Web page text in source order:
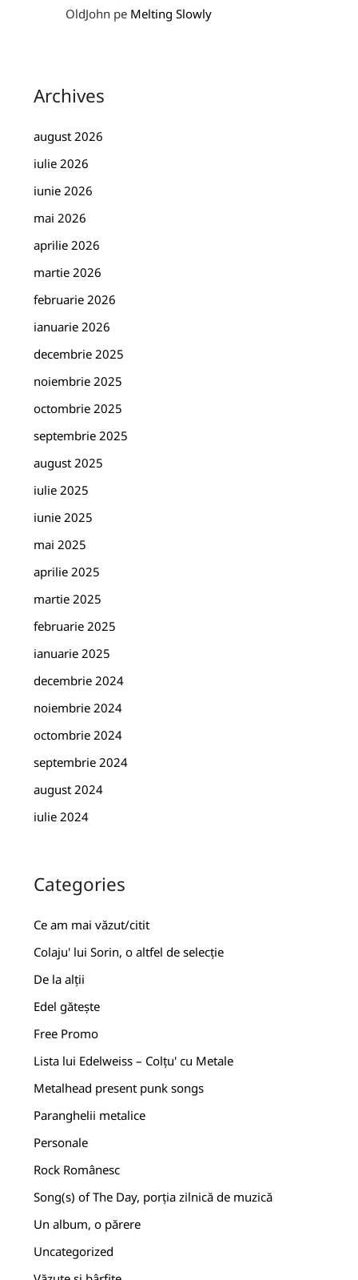
OldJohn pe Melting Slowly
Archives
august 2026
iulie 2026
iunie 2026
mai 2026
aprilie 2026
martie 2026
februarie 2026
ianuarie 2026
decembrie 2025
noiembrie 2025
octombrie 2025
septembrie 2025
august 2025
iulie 2025
iunie 2025
mai 2025
aprilie 2025
martie 2025
februarie 2025
ianuarie 2025
decembrie 2024
noiembrie 2024
octombrie 2024
septembrie 2024
august 2024
iulie 2024
Categories
Ce am mai văzut/citit
Colaju' lui Sorin, o altfel de selecție
De la alții
Edel gătește
Free Promo
Lista lui Edelweiss – Colțu' cu Metale
Metalhead present punk songs
Paranghelii metalice
Personale
Rock Românesc
Song(s) of The Day, porția zilnică de muzică
Un album, o părere
Uncategorized